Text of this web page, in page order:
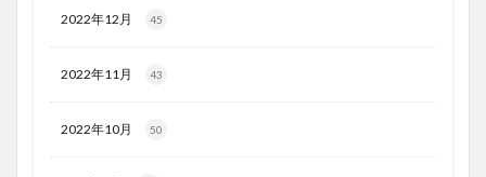
2022年12月 45
2022年11月 43
2022年10月 50